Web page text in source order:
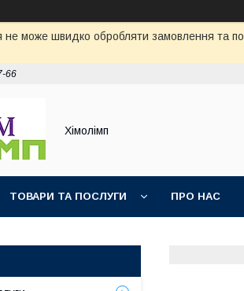
не може швидко обробляти замовлення та
66
Хімолімп
ТОВАРИ ТА ПОСЛУГИ ПРО НАС